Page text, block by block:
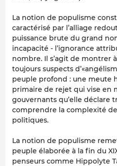
La notion de populisme
caractérisé par l’alliage
puissance brute du grand
incapacité - l’ignorance
nombre. Il s’agit de montrer
toujours suspects
peuple profond : une meute
primaire de rejet qui vise en
gouvernants qu’elle déclare
comprendre la complexité
politiques.
La notion de populisme
peuple élaborée à la fin du
penseurs comme Hippolyte